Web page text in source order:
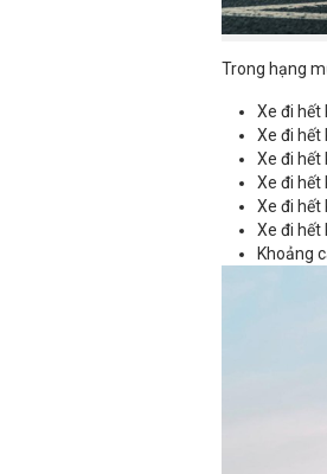
Trong hạng
Xe đi hết
Xe đi
Xe đi hết
Xe đi hết
Xe đi
Xe đi hết
Khoảng